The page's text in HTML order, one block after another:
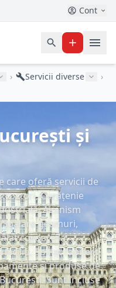
Cont
› Servicii diverse
›
și
care oferă servicii de
Curățenie
Alpinism
geamuri,
covoare la
Spălat tapițerii
și produse de
Sunt incluse